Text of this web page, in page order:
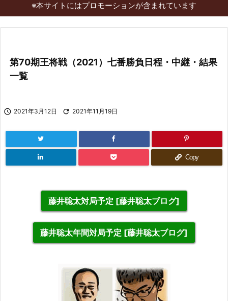

検索
※本サイトにはプロモーションが含まれています
第70期王将戦（2021）七番勝負日程・中継・結果
一覧
 2021年3月12日  2021年11月19日
Copy
藤井聡太対局予定 [藤井聡太ブログ]
藤井聡太年間対局予定 [藤井聡太ブログ]